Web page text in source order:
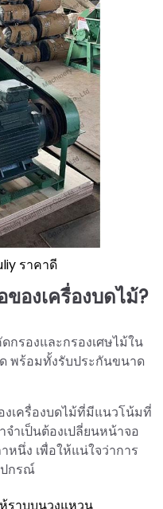
ราคาดี
องเครื่องบดไม้?
กรองและกรองเศษไม้ใน
พร้อมทั้งรับประกันขนาด
เครื่องบดไม้ที่มีแนวโน้มที่
ำเป็นต้องเปลี่ยนหน้าจอ
หนึ่ง เพื่อให้แน่ใจว่าการ
ปกรณ์